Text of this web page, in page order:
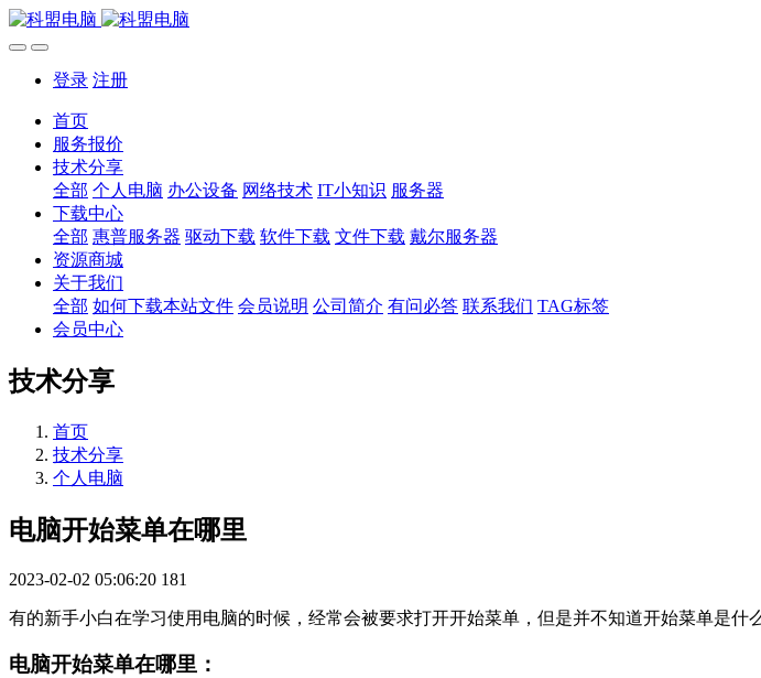
登录 注册
首页
服务报价
技术分享
全部 个人电脑 办公设备 网络技术 IT小知识 服务器
下载中心
全部 惠普服务器 驱动下载 软件下载 文件下载 戴尔服务器
资源商城
关于我们
全部 如何下载本站文件 会员说明 公司简介 有问必答 联系我们 TAG标签
会员中心
技术分享
首页
技术分享
个人电脑
电脑开始菜单在哪里
2023-02-02 05:06:20 181
有的新手小白在学习使用电脑的时候，经常会被要求打开开始菜单，但是并不知道开始菜单是什
电脑开始菜单在哪里：